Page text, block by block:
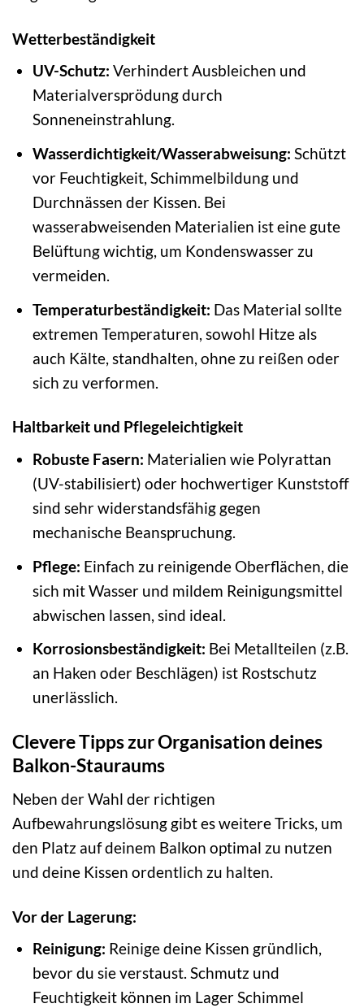
Wetterbeständigkeit
UV-Schutz: Verhindert Ausbleichen und
Materialversprödung durch
Sonneneinstrahlung.
Wasserdichtigkeit/Wasserabweisung: Schützt
vor Feuchtigkeit, Schimmelbildung und
Durchnässen der Kissen. Bei
wasserabweisenden Materialien ist eine gute
Belüftung wichtig, um Kondenswasser zu
vermeiden.
Temperaturbeständigkeit: Das Material sollte
extremen Temperaturen, sowohl Hitze als
auch Kälte, standhalten, ohne zu reißen oder
sich zu verformen.
Haltbarkeit und Pflegeleichtigkeit
Robuste Fasern: Materialien wie Polyrattan
(UV-stabilisiert) oder hochwertiger Kunststoff
sind sehr widerstandsfähig gegen
mechanische Beanspruchung.
Pflege: Einfach zu reinigende Oberflächen, die
sich mit Wasser und mildem Reinigungsmittel
abwischen lassen, sind ideal.
Korrosionsbeständigkeit: Bei Metallteilen (z.B.
an Haken oder Beschlägen) ist Rostschutz
unerlässlich.
Clevere Tipps zur Organisation deines
Balkon-Stauraums
Neben der Wahl der richtigen
Aufbewahrungslösung gibt es weitere Tricks, um
den Platz auf deinem Balkon optimal zu nutzen
und deine Kissen ordentlich zu halten.
Vor der Lagerung:
Reinigung: Reinige deine Kissen gründlich,
bevor du sie verstaust. Schmutz und
Feuchtigkeit können im Lager Schimmel